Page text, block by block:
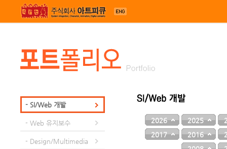
- SI/Web 개발
- Web 유지보수
- Design/Multimedia
2026 2025
2017
2016